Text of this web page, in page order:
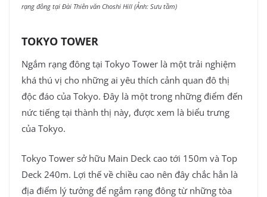
rạng đông tại Đài Thiên văn Choshi Hill (Ảnh: Sưu tầm)
TOKYO TOWER
Ngắm rạng đông tại Tokyo Tower là một trải nghiệm
khá thú vị cho những ai yêu thích cảnh quan đô thị
độc đáo của Tokyo. Đây là một trong những điểm đến
nức tiếng tại thành thị này, được xem là biểu trưng
của Tokyo.
Tokyo Tower sở hữu Main Deck cao tới 150m và Top
Deck 240m. Lợi thế về chiều cao nên đây chắc hẳn là
địa điểm lý tưởng để ngắm rạng đông từ những tòa